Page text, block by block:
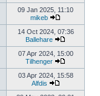
09 Jan 2025, 11:10
mikeb
14 Oct 2024, 07:36
Ballehare
07 Apr 2024, 15:00
Tilhenger
03 Apr 2024, 15:58
Alfdis